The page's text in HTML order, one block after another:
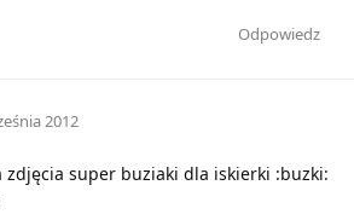
Odpowiedz
2012
zdjęcia super buziaki dla iskierki :buzki: